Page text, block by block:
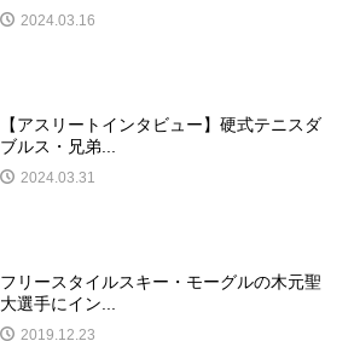
2024.03.16
【アスリートインタビュー】硬式テニスダ
ブルス・兄弟...
2024.03.31
フリースタイルスキー・モーグルの木元聖
大選手にイン...
2019.12.23